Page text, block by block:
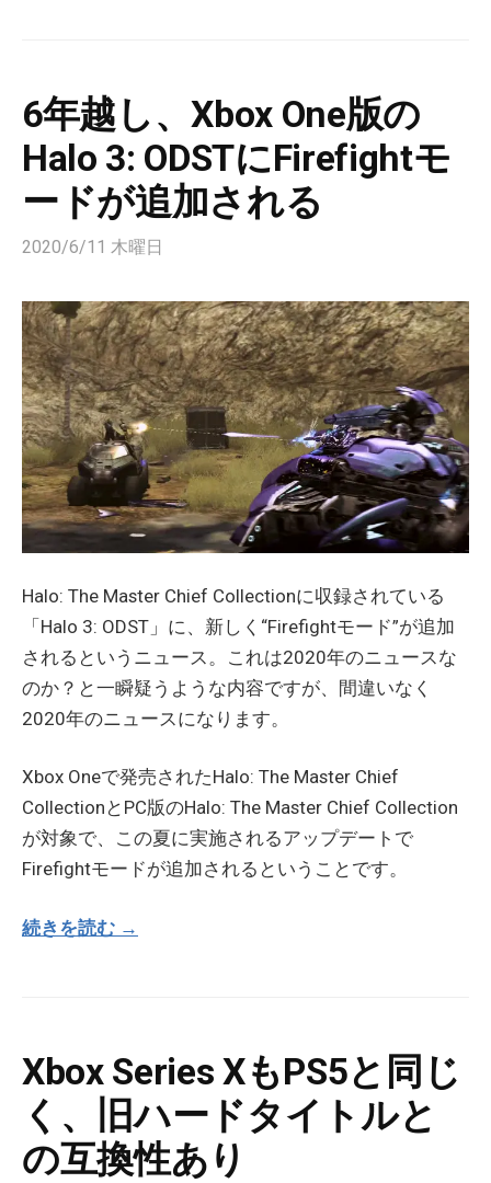
6年越し、Xbox One版の
Halo 3: ODSTにFirefightモ
ードが追加される
2020/6/11 木曜日
Halo: The Master Chief Collectionに収録されている
「Halo 3: ODST」に、新しく“Firefightモード”が追加
されるというニュース。これは2020年のニュースな
のか？と一瞬疑うような内容ですが、間違いなく
2020年のニュースになります。
Xbox Oneで発売されたHalo: The Master Chief
CollectionとPC版のHalo: The Master Chief Collection
が対象で、この夏に実施されるアップデートで
Firefightモードが追加されるということです。
続きを読む →
Xbox Series XもPS5と同じ
く、旧ハードタイトルと
の互換性あり